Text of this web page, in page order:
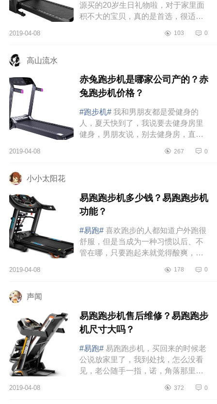
源买的20岁生日礼物啦，对于家里面
积不大的宝贝，真的是首选，很适合
多，不会怎么占地方，L型全折叠哦...
2019-04-08 103 0
高山流水
赤兔跑步机是哪家公司产的？赤
兔跑步机价格？
#跑步机# 我和男朋友都是爱健身的
人，夏天快到了，我说要去健身房里
健身，男朋友说，别去健身房，直接
后买的跑步机就已经到货了。赤兔
2019-04-08 267 0
小小太阳花
易跑跑步机多少钱？易跑跑步机
功能？
#易跑# 喜欢跑步的人都知道户外跑很
舒服，但是当成为一种习惯以后、不
管在哪，只要跑起来就觉得酸爽，可
就成了一个问题了！所以每个热...
2019-04-08 178 0
声闻
易跑跑步机售后维修？易跑跑步
机尺寸大吗？
#易跑# 易跑跑步机，买回来的时候老
公说放家里了，我到处找，怎么没看
见，老公随手一指，诺，角落那里。
在我的印象里，跑步机又占地方...
2019-04-08 372 0